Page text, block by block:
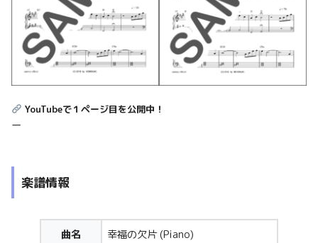
YouTubeで１ページ目を公開中！
ー
楽譜情報
曲名 幸福の欠片 (Piano)